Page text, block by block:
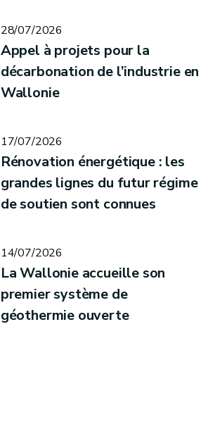
28/07/2026
Appel à projets pour la
décarbonation de l’industrie en
Wallonie
17/07/2026
Rénovation énergétique : les
grandes lignes du futur régime
de soutien sont connues
14/07/2026
La Wallonie accueille son
premier système de
géothermie ouverte